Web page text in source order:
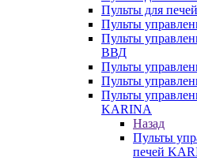
Пульты для
Пульты
Пульты
ВВД
Пульты
Пульты
Пульты
KARINA
Назад
Пульты
печей